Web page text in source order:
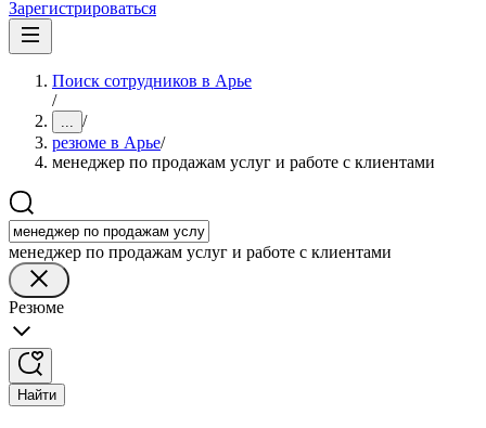
Зарегистрироваться
Поиск сотрудников в Арье
/
... /
резюме в Арье/
менеджер по продажам услуг и работе с клиентами
менеджер по продажам услуг и работе с клиентами
Резюме
Найти